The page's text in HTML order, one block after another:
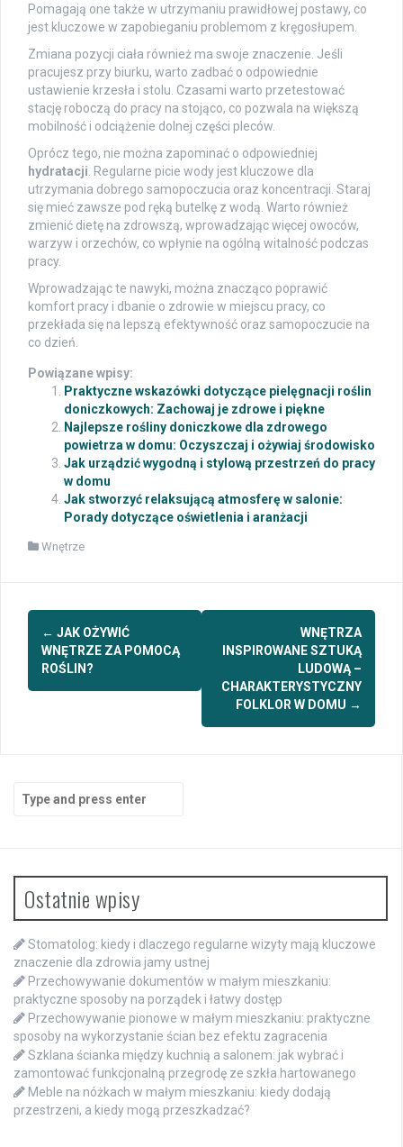
Pomagają one także w utrzymaniu prawidłowej postawy, co
jest kluczowe w zapobieganiu problemom z kręgosłupem.
Zmiana pozycji ciała również ma swoje znaczenie. Jeśli
pracujesz przy biurku, warto zadbać o odpowiednie
ustawienie krzesła i stolu. Czasami warto przetestować
stację roboczą do pracy na stojąco, co pozwala na większą
mobilność i odciążenie dolnej części pleców.
Oprócz tego, nie można zapominać o odpowiedniej
hydratacji. Regularne picie wody jest kluczowe dla
utrzymania dobrego samopoczucia oraz koncentracji. Staraj
się mieć zawsze pod ręką butelkę z wodą. Warto również
zmienić dietę na zdrowszą, wprowadzając więcej owoców,
warzyw i orzechów, co wpłynie na ogólną witalność podczas
pracy.
Wprowadzając te nawyki, można znacząco poprawić
komfort pracy i dbanie o zdrowie w miejscu pracy, co
przekłada się na lepszą efektywność oraz samopoczucie na
co dzień.
Powiązane wpisy:
Praktyczne wskazówki dotyczące pielęgnacji roślin
doniczkowych: Zachowaj je zdrowe i piękne
Najlepsze rośliny doniczkowe dla zdrowego
powietrza w domu: Oczyszczaj i ożywiaj środowisko
Jak urządzić wygodną i stylową przestrzeń do pracy
w domu
Jak stworzyć relaksującą atmosferę w salonie:
Porady dotyczące oświetlenia i aranżacji
Wnętrze
Post
navigation
← JAK OŻYWIĆ
WNĘTRZE ZA POMOCĄ
ROŚLIN?
WNĘTRZA
INSPIROWANE SZTUKĄ
LUDOWĄ –
CHARAKTERYSTYCZNY
FOLKLOR W DOMU →
Search
for:
Ostatnie wpisy
Stomatolog: kiedy i dlaczego regularne wizyty mają kluczowe
znaczenie dla zdrowia jamy ustnej
Przechowywanie dokumentów w małym mieszkaniu:
praktyczne sposoby na porządek i łatwy dostęp
Przechowywanie pionowe w małym mieszkaniu: praktyczne
sposoby na wykorzystanie ścian bez efektu zagracenia
Szklana ścianka między kuchnią a salonem: jak wybrać i
zamontować funkcjonalną przegrodę ze szkła hartowanego
Meble na nóżkach w małym mieszkaniu: kiedy dodają
przestrzeni, a kiedy mogą przeszkadzać?